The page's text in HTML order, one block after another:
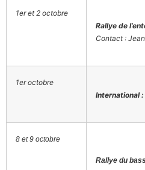
1er et 2 octobre
Rallye de
Contact :
1er octobre
International :
8 et 9 octobre
Rallye du